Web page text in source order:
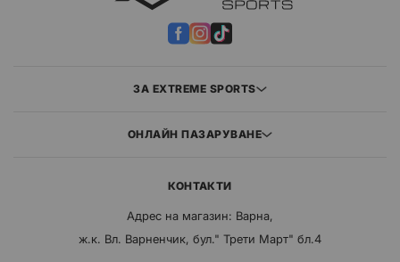
ЗА EXTREME SPORTS
ОНЛАЙН ПАЗАРУВАНЕ
КОНТАКТИ
Адрес на магазин: Варна,
ж.к. Вл. Варненчик, бул." Трети Март" бл.4